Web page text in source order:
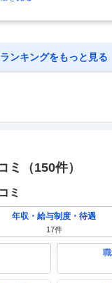
ランキングをもっと見る
ミ（150件）
ミ
年収・給与制度・待遇
17件